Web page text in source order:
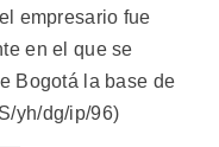
empresario fue
en el que se
Bogotá la base de
yh/dg/ip/96)